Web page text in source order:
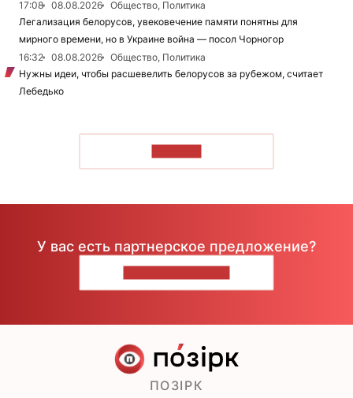
17:08
08.08.2026
Общество, Политика
Легализация белорусов, увековечение памяти понятны для
мирного времени, но в Украине война — посол Чорногор
16:32
08.08.2026
Общество, Политика
Нужны идеи, чтобы расшевелить белорусов за рубежом, считает
Лебедько
У вас есть партнерское предложение?
ПОЗІРК